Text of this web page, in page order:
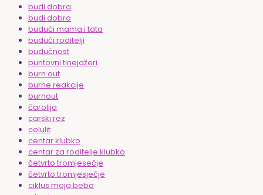
budi dobra
budi dobro
budući mama i tata
budući roditelji
budućnost
buntovni tinejdžeri
burn out
burne reakcije
burnout
čarolija
carski rez
celulit
centar klubko
centar za roditelje klubko
četvrto tromjesečje
četvrto tromjesječje
ciklus moja beba